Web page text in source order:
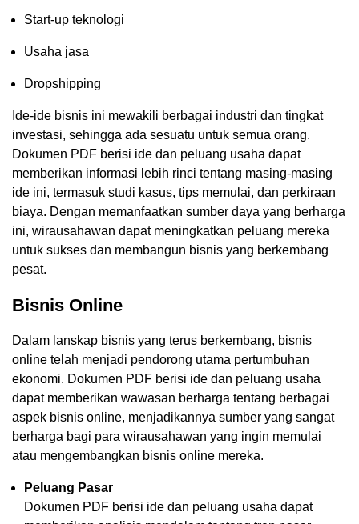
Start-up teknologi
Usaha jasa
Dropshipping
Ide-ide bisnis ini mewakili berbagai industri dan tingkat
investasi, sehingga ada sesuatu untuk semua orang.
Dokumen PDF berisi ide dan peluang usaha dapat
memberikan informasi lebih rinci tentang masing-masing
ide ini, termasuk studi kasus, tips memulai, dan perkiraan
biaya. Dengan memanfaatkan sumber daya yang berharga
ini, wirausahawan dapat meningkatkan peluang mereka
untuk sukses dan membangun bisnis yang berkembang
pesat.
Bisnis Online
Dalam lanskap bisnis yang terus berkembang, bisnis
online telah menjadi pendorong utama pertumbuhan
ekonomi. Dokumen PDF berisi ide dan peluang usaha
dapat memberikan wawasan berharga tentang berbagai
aspek bisnis online, menjadikannya sumber yang sangat
berharga bagi para wirausahawan yang ingin memulai
atau mengembangkan bisnis online mereka.
Peluang Pasar
Dokumen PDF berisi ide dan peluang usaha dapat